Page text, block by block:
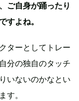
ご自身が踊ったり
すよね。
ターとしてトレー
分の独自のタッチ
いないのかなとい
す。